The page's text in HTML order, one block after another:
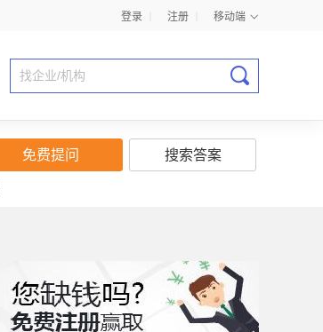
登录 注册 移动端
免费提问 搜索答案